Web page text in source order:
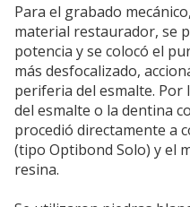
Para el grabado
material restaurador, se
potencia y se colocó el
más desfocalizado,
periferia del esmalte.
del esmalte o la dentina
procedió directamente a
(tipo Optibond Solo) y el
resina.